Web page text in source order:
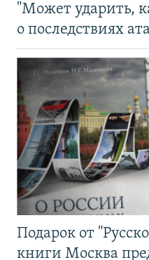
"Может ударить,
о последствиях
Подарок от
книги Москва